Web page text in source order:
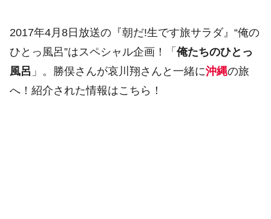
2017年4月8日放送の『朝だ!生です旅サラダ』“俺の
ひとっ風呂”はスペシャル企画！「 俺たちのひとっ
風呂 」。勝俣さんが哀川翔さんと一緒に沖縄の旅
へ！紹介された情報はこちら！